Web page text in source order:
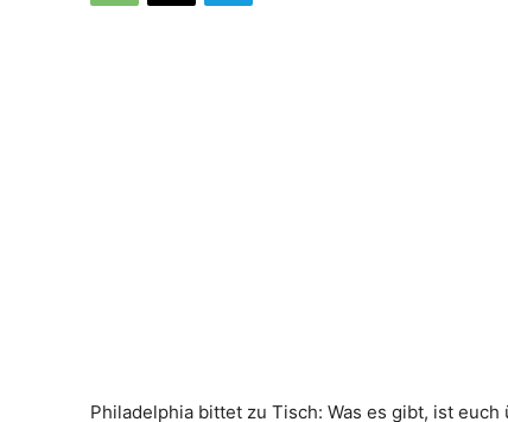
Philadelphia bittet zu Tisch: Was es gibt, ist